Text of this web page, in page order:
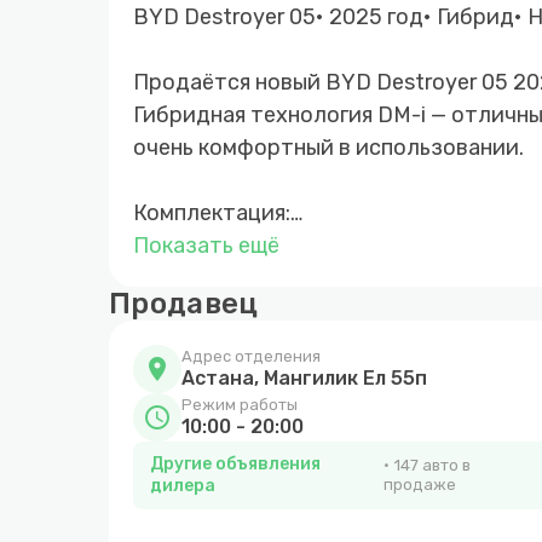
BYD Destroyer 05• 2025 год• Гибрид•
Продаётся новый BYD Destroyer 05
Гибридная технология DM-i —
очень комфортный в использовании.
Комплектация:
(всё необходимое уже есть)
* Экономичный расход топлива
* Климат-контроль
* Удобная мультимедиа
* Парктроники
* Подогревы
Показать ещё
Продавец
location_on Адрес отделения
Астана, Мангилик Ел 55п
schedule Режим работы
10:00 - 20:00
Другие объявления
дилера
147 авто в
продаже